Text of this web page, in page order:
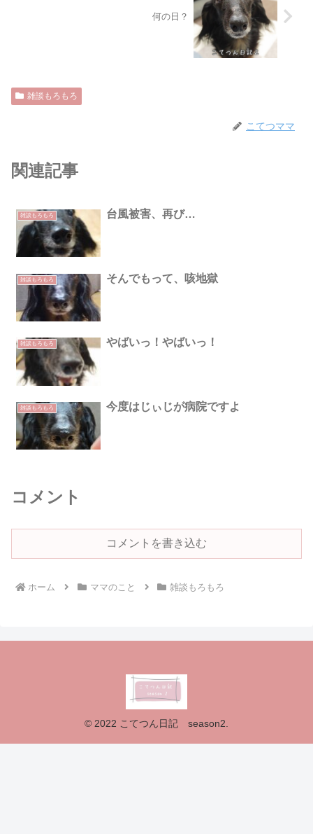
何の日？
雑談もろもろ
こてつママ
関連記事
雑談もろもろ 台風被害、再び…
雑談もろもろ そんでもって、咳地獄
雑談もろもろ やばいっ！やばいっ！
雑談もろもろ 今度はじぃじが病院ですよ
コメント
コメントを書き込む
ホーム ママのこと 雑談もろもろ
© 2022 こてつん日記 season2.